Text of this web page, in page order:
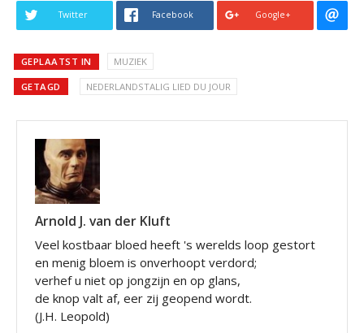
Twitter Facebook Google+
GEPLAATST IN MUZIEK
GETAGD NEDERLANDSTALIG LIED DU JOUR
Arnold J. van der Kluft
Veel kostbaar bloed heeft 's werelds loop gestort
en menig bloem is onverhoopt verdord;
verhef u niet op jongzijn en op glans,
de knop valt af, eer zij geopend wordt.
(J.H. Leopold)